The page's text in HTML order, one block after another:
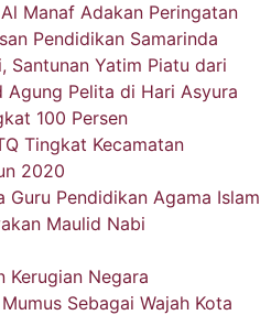
Manaf Adakan Peringatan
Pendidikan Samarinda
Santunan Yatim Piatu dari
Agung Pelita di Hari Asyura
100 Persen
Tingkat Kecamatan
2020
Guru Pendidikan Agama Islam
Maulid Nabi
Kerugian Negara
Sebagai Wajah Kota